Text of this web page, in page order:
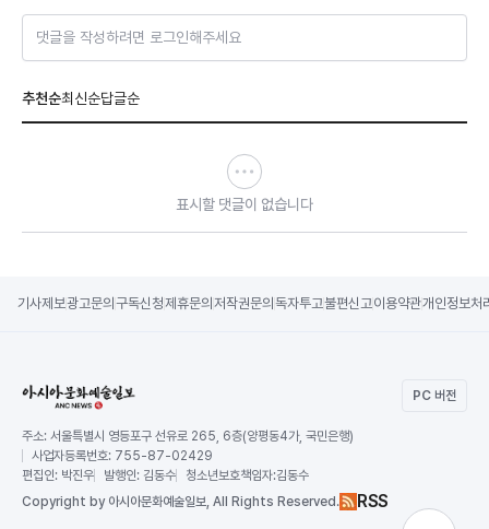
댓글을 작성하려면 로그인해주세요
추천순최신순답글순
표시할 댓글이 없습니다
기사제보광고문의 구독신청제휴문의 저작권문의 독자투고불편신고이용약관개인정보처
PC 버전
주소: 서울특별시 영등포구 선유로 265, 6층(양평동4가, 국민은행)
사업자등록번호: 755-87-02429
편집인: 박진우 발행인: 김동수 청소년보호책임자:김동수
Copyright by 아시아문화예술일보, All Rights Reserved. RSS